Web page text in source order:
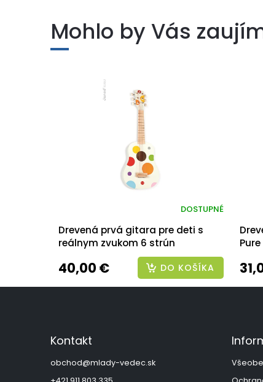
Mohlo by Vás
Drevená prvá gitara pre deti s
reálnym zvukom 6 strún
DOSTUPNÉ
40,00 € DO KOŠÍKA
Pure
Kontakt
obchod@mlady-vedec.sk